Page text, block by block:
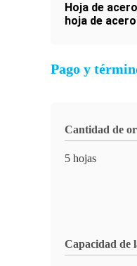
Hoja de
hoja de
Pago y
Cantidad de
5 hojas
Capacidad de